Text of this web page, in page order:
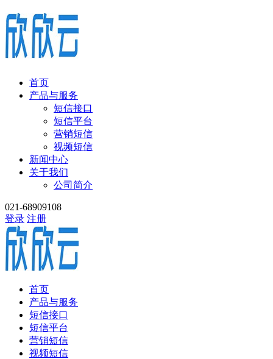
首页
产品与服务
短信接口
短信平台
营销短信
视频短信
新闻中心
关于我们
公司简介
021-68909108
登录 注册
首页
产品与服务
短信接口
短信平台
营销短信
视频短信